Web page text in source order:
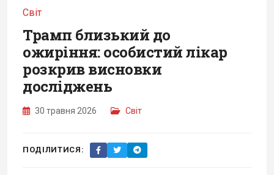
Світ
Трамп близький до
ожиріння: особистий лікар
розкрив висновки
досліджень
30 травня 2026 Світ
ПОДІЛИТИСЯ: